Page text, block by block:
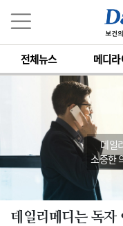
전체뉴스 메디
데일
소중한
데일리메디는 독자